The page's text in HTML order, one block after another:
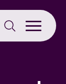
Search
for: